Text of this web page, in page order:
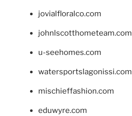
jovialfloralco.com
johnlscotthometeam.com
u-seehomes.com
watersportslagonissi.com
mischieffashion.com
eduwyre.com